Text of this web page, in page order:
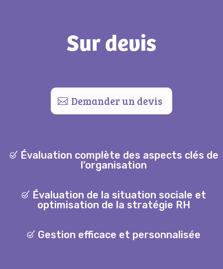
Sur devis
Demander un devis
Évaluation complète des aspects clés de
l’organisation
Évaluation de la situation sociale et
optimisation de la stratégie RH
Gestion efficace et personnalisée